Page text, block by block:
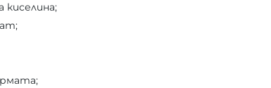
киселина;